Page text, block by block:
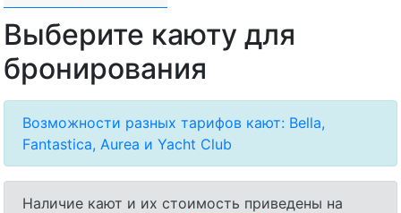
Выберите каюту для
бронирования
Возможности разных тарифов кают: Bella,
Fantastica, Aurea и Yacht Club
Наличие кают и их стоимость приведены на